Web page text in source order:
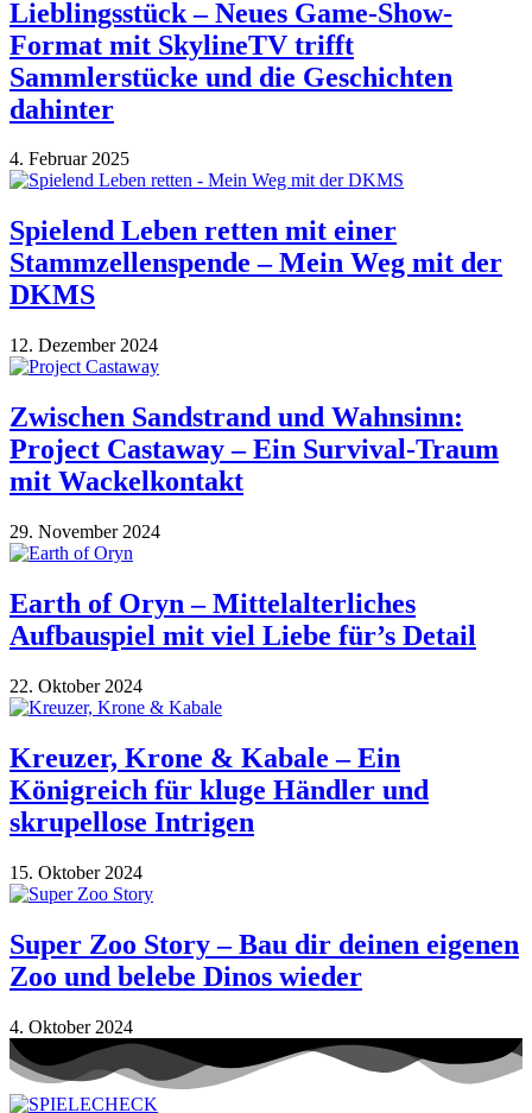
Lieblingsstück – Neues Game-Show-
Format mit SkylineTV trifft
Sammlerstücke und die Geschichten
dahinter
4. Februar 2025
Spielend Leben retten mit einer
Stammzellenspende – Mein Weg mit der
DKMS
12. Dezember 2024
Zwischen Sandstrand und Wahnsinn:
Project Castaway – Ein Survival-Traum
mit Wackelkontakt
29. November 2024
Earth of Oryn – Mittelalterliches
Aufbauspiel mit viel Liebe für’s Detail
22. Oktober 2024
Kreuzer, Krone & Kabale – Ein
Königreich für kluge Händler und
skrupellose Intrigen
15. Oktober 2024
Super Zoo Story – Bau dir deinen eigenen
Zoo und belebe Dinos wieder
4. Oktober 2024